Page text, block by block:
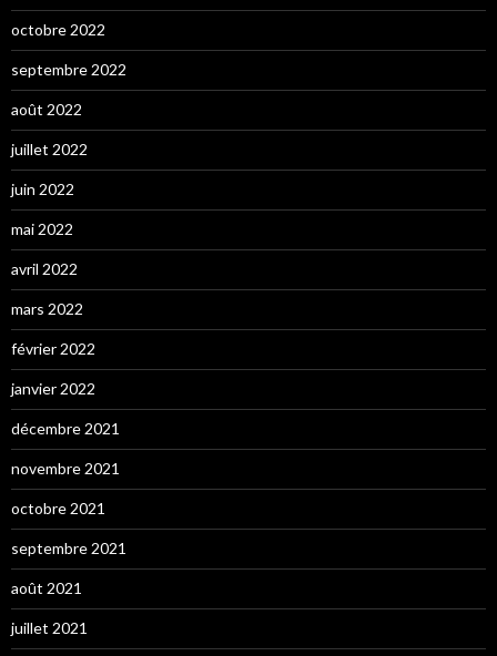
octobre 2022
septembre 2022
août 2022
juillet 2022
juin 2022
mai 2022
avril 2022
mars 2022
février 2022
janvier 2022
décembre 2021
novembre 2021
octobre 2021
septembre 2021
août 2021
juillet 2021